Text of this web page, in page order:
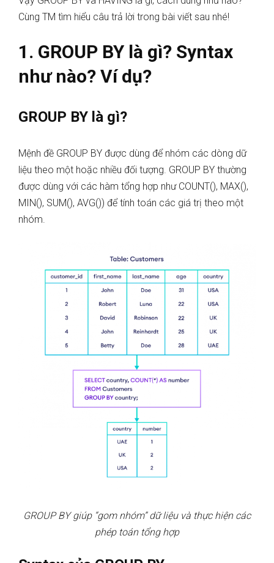
Cùng TM tìm hiểu câu trả lời trong bài viết sau nhé!
1. GROUP BY là gì? Syntax
như nào? Ví dụ?
GROUP BY là gì?
Mệnh đề GROUP BY được dùng để nhóm các dòng dữ
liệu theo một hoặc nhiều đối tượng. GROUP BY thường
được dùng với các hàm tổng hợp như COUNT(), MAX(),
MIN(), SUM(), AVG()) để tính toán các giá trị theo một
nhóm.
GROUP BY giúp “gom nhóm” dữ liệu và thực hiện các
phép toán tổng hợp